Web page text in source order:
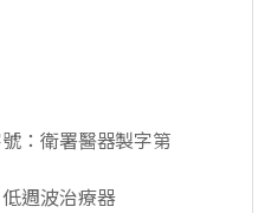
：衛署醫器製字第
週波治療器